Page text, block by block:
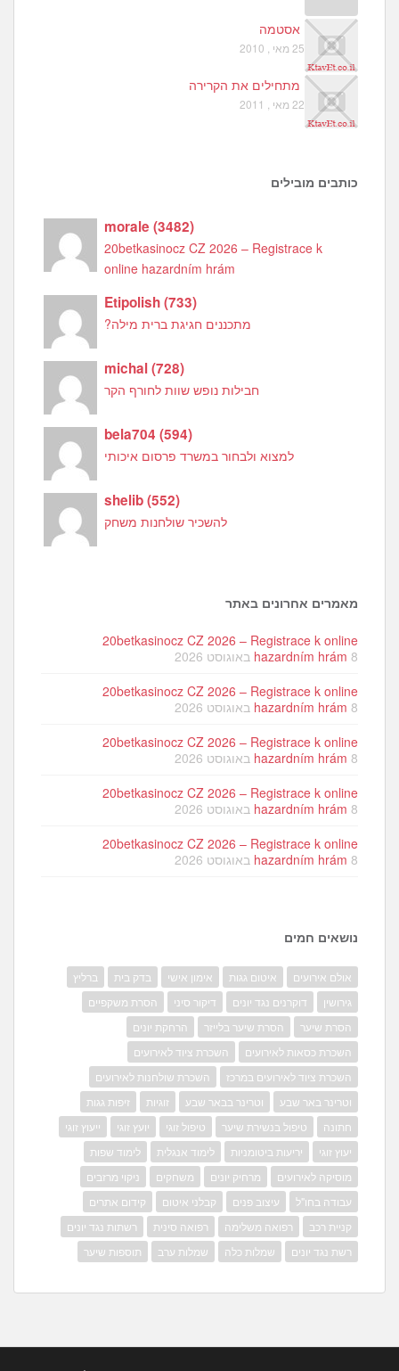
אסטמה
25 מאי , 2010
מתחילים את הקרירה
22 מאי , 2011
כותבים מובילים
morale(3482)
20betkasinocz CZ 2026 – Registrace k
online hazardním hrám
Etipolish(733)
מתכננים חגיגת ברית מילה?
michal(728)
חבילות נופש שוות לחורף הקר
bela704(594)
למצוא ולבחור במשרד פרסום איכותי
shelib(552)
להשכיר שולחנות משחק
מאמרים אחרונים באתר
20betkasinocz CZ 2026 – Registrace k online
hazardním hrám 8 באוגוסט 2026
20betkasinocz CZ 2026 – Registrace k online
hazardním hrám 8 באוגוסט 2026
20betkasinocz CZ 2026 – Registrace k online
hazardním hrám 8 באוגוסט 2026
20betkasinocz CZ 2026 – Registrace k online
hazardním hrám 8 באוגוסט 2026
20betkasinocz CZ 2026 – Registrace k online
hazardním hrám 8 באוגוסט 2026
נושאים חמים
אולם אירועים איטום גגות אימון אישי בדק בית
ברליץ
גירושין
דוקרנים נגד יונים דיקור סיני
הסרת משקפיים
הסרת שיער
הסרת שיער בלייזר
הרחקת יונים
השכרת כסאות לאירועים
השכרת ציוד לאירועים
השכרת ציוד לאירועים במרכז
השכרת שולחנות לאירועים
וטרינר באר שבע
וטרינר בבאר שבע זוגיות
זיפות גגות
חתונה
טיפול בנשירת שיער טיפול זוגי יועץ זוגי
ייעוץ זוגי
יעוץ זוגי
יריעות ביטומניות לימוד אנגלית
לימוד שפות
מוסיקה לאירועים
מרחיק יונים משחקים
ניקוי מרזבים
עבודה בחו"ל
עיצוב פנים קבלני איטום
קידום אתרים
קניית רכב
רפואה משלימה רפואה סינית
רשתות נגד יונים
רשת נגד יונים
שמלות כלה שמלות ערב תוספות שיער